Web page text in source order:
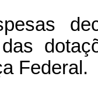
Federal.